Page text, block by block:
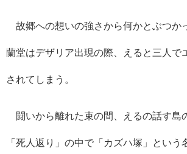
故郷への想いの強さから何かとぶつか
蘭堂はデザリア出現の際、えると三人で
されてしまう。
闘いから離れた束の間、えるの話す島
「死人返り」の中で「カズハ塚」という